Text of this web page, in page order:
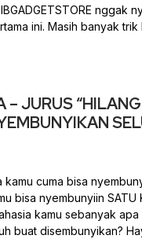
nggak
ini. Masih banyak trik
– JURUS
kamu cuma bisa
bisa nyembunyiin SATU
kamu sebanyak apa
buat disembunyikan?